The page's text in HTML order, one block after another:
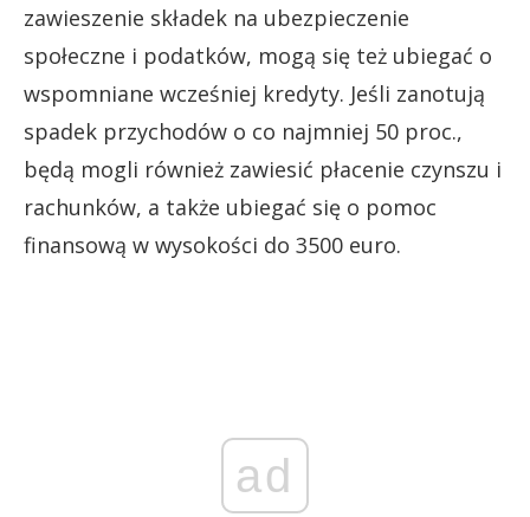
zawieszenie składek na ubezpieczenie
społeczne i podatków, mogą się też ubiegać o
wspomniane wcześniej kredyty. Jeśli zanotują
spadek przychodów o co najmniej 50 proc.,
będą mogli również zawiesić płacenie czynszu i
rachunków, a także ubiegać się o pomoc
finansową w wysokości do 3500 euro.
ad